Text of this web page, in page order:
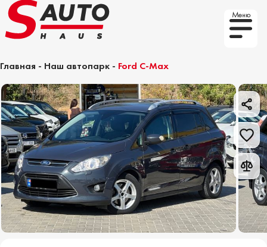
Меню
Главная - Наш автопарк - Ford C-Max